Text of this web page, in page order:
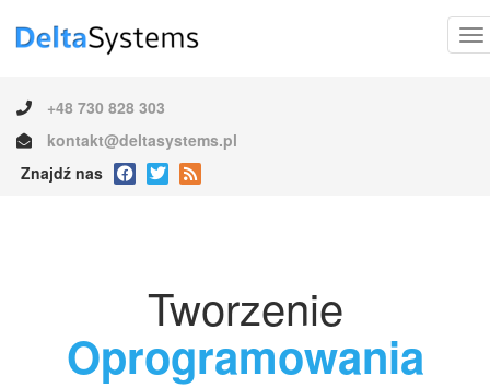
+48 730 828 303
kontakt@deltasystems.pl
Znajdź nas
Tworzenie
Oprogramowania